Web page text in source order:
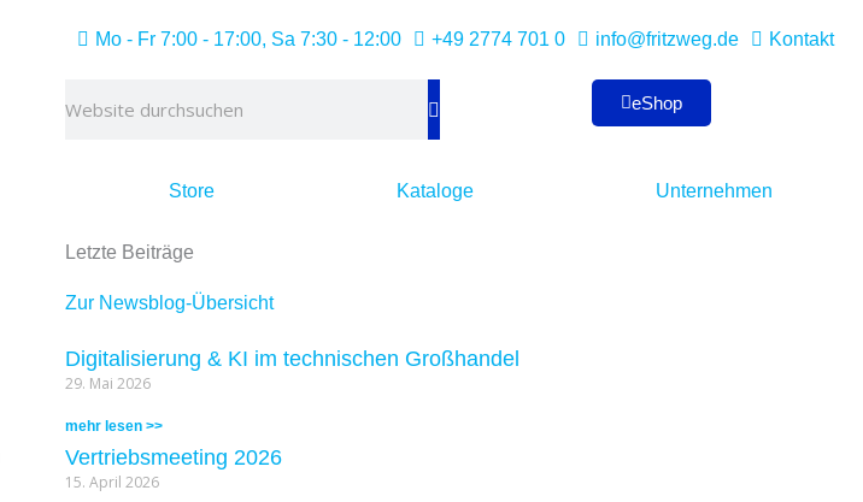
Mo - Fr 7:00 - 17:00, Sa 7:30 - 12:00 +49 2774 701 0 info@fritzweg.de Kontakt
eShop
Store Kataloge Unternehmen
Letzte Beiträge
Zur Newsblog-Übersicht
Digitalisierung & KI im technischen Großhandel
29. Mai 2026
mehr lesen >>
Vertriebsmeeting 2026
15. April 2026